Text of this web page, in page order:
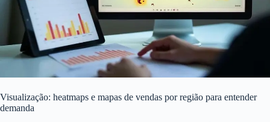
Visualização: heatmaps e mapas de vendas por região para entender
demanda